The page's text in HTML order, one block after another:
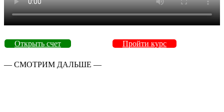
Открыть счет Пройти курс
— СМОТРИМ ДАЛЬШЕ —